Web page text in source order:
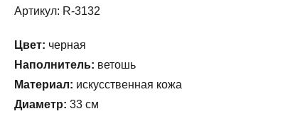
Артикул: R-3132
Цвет: черная
Наполнитель: ветошь
Материал: искусственная кожа
Диаметр: 33 см